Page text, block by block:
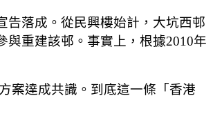
告落成。從民興樓始計，大坑西邨
與重建該邨。事實上，根據2010年
案達成共識。到底這一條「香港